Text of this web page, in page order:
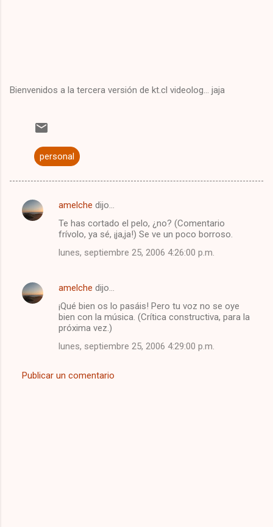
Bienvenidos a la tercera versión de kt.cl videolog... jaja
personal
C
t
s
amelche dijo…
Te has cortado el pelo, ¿no? (Comentario
frívolo, ya sé, ¡ja,ja!) Se ve un poco borroso.
lunes, septiembre 25, 2006 4:26:00 p.m.
amelche dijo…
¡Qué bien os lo pasáis! Pero tu voz no se oye
bien con la música. (Crítica constructiva, para la
próxima vez.)
lunes, septiembre 25, 2006 4:29:00 p.m.
Publicar un comentario